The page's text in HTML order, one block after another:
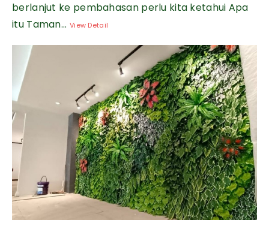
berlanjut ke pembahasan perlu kita ketahui Apa
itu Taman... View Detail